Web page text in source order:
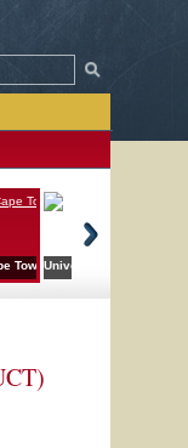
Cape Peninsula University of
Town (UCT)University of Pretoria